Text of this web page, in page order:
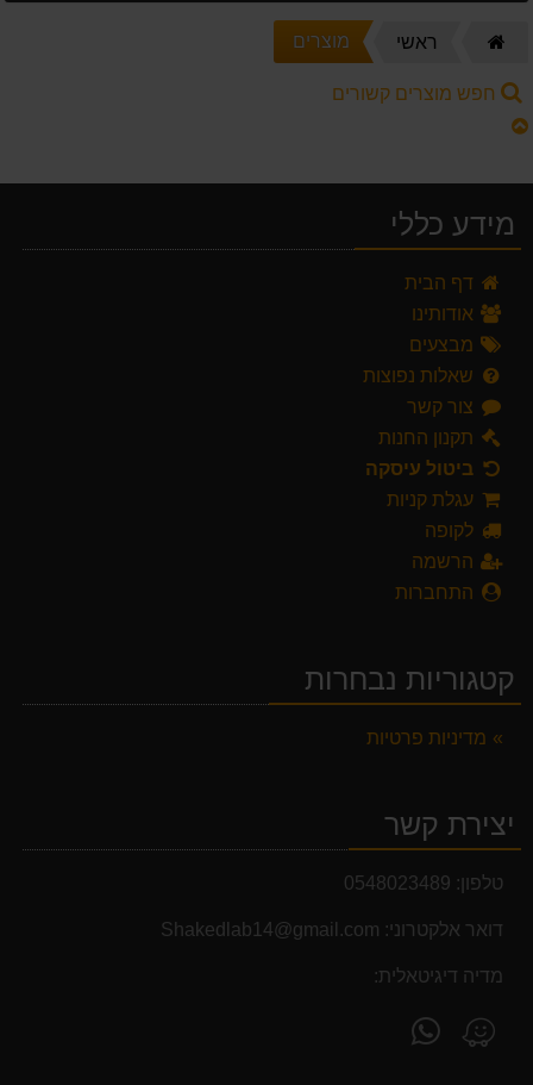
ראשי מוצרים
חפש מוצרים קשורים
מידע כללי
דף הבית
אודותינו
מבצעים
שאלות נפוצות
צור קשר
תקנון החנות
ביטול עיסקה
עגלת קניות
לקופה
הרשמה
התחברות
קטגוריות נבחרות
מדיניות פרטיות
יצירת קשר
טלפון: 0548023489
דואר אלקטרוני: Shakedlab14@gmail.com
מדיה דיגיטאלית:
מצא
אותנו